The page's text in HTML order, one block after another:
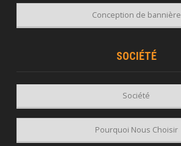
Conception de bannière
SOCIÉTÉ
Société
Pourquoi Nous Choisir